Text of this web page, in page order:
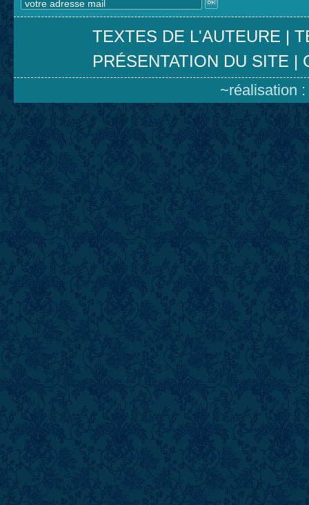
TEXTES DE L'AUTEURE |
PRÉSENTATION DU SITE |
~réalisation